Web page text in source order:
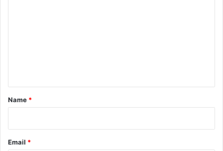
*
Name *
Email *